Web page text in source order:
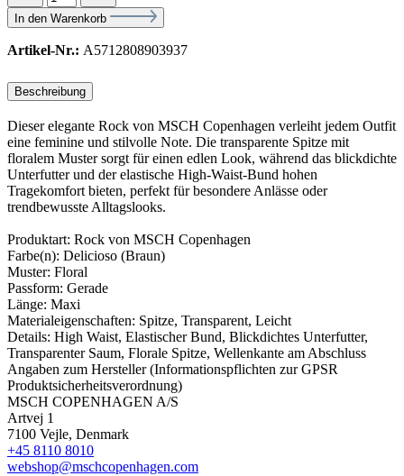
In den Warenkorb
Artikel-Nr.: A5712808903937
Beschreibung
Dieser elegante Rock von MSCH Copenhagen verleiht jedem Outfit
eine feminine und stilvolle Note. Die transparente Spitze mit
floralem Muster sorgt für einen edlen Look, während das blickdichte
Unterfutter und der elastische High-Waist-Bund hohen
Tragekomfort bieten, perfekt für besondere Anlässe oder
trendbewusste Alltagslooks.
Produktart: Rock von MSCH Copenhagen
Farbe(n): Delicioso (Braun)
Muster: Floral
Passform: Gerade
Länge: Maxi
Materialeigenschaften: Spitze, Transparent, Leicht
Details: High Waist, Elastischer Bund, Blickdichtes Unterfutter,
Transparenter Saum, Florale Spitze, Wellenkante am Abschluss
Angaben zum Hersteller (Informationspflichten zur GPSR
Produktsicherheitsverordnung)
MSCH COPENHAGEN A/S
Artvej 1
7100 Vejle, Denmark
+45 8110 8010
webshop@mschcopenhagen.com